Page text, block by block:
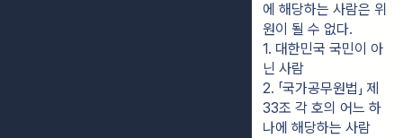
에 해당하는 사람은 위
원이 될 수 없다.
1. 대한민국 국민이 아
닌 사람
2. 「국가공무원법」 제
33조 각 호의 어느 하
나에 해당하는 사람